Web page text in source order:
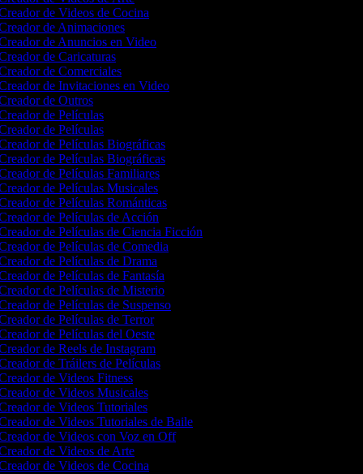
de Videos de Cocina
de Animaciones
de Anuncios en Video
de Caricaturas
de Comerciales
de Invitaciones en Video
de Outros
de Películas
de Películas
de Películas Biográficas
de Películas Biográficas
de Películas Familiares
de Películas Musicales
de Películas Románticas
de Películas de Acción
de Películas de Ciencia Ficción
de Películas de Comedia
de Películas de Drama
de Películas de Fantasía
de Películas de Misterio
de Películas de Suspenso
de Películas de Terror
de Películas del Oeste
de Reels de Instagram
de Tráilers de Películas
de Videos Fitness
de Videos Musicales
de Videos Tutoriales
de Videos Tutoriales de Baile
de Videos con Voz en Off
de Videos de Arte
de Videos de Cocina